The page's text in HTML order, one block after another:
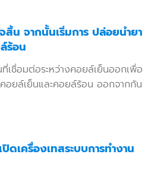
น จากนั้นเริ่มการ ปล่อยนำยา
ร้อน
ชื่อมต่อระหว่างคอยล์เย็นออกเพื่อ
อยล์เย็นและคอยล์ร้อน ออกจากกัน
ดเครื่องเทสระบบการทำงาน